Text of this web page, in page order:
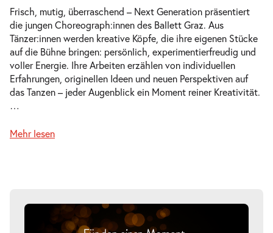
Next Generation -
Fr.
18.06.2027
Fr. 18.06.2027
20:00–21:00 Uhr
Tickets
Frisch, mutig, überraschend – Next Generation präsentiert
die jungen Choreograph:innen des Ballett Graz. Aus
Tänzer:innen werden kreative Köpfe, die ihre eigenen Stücke
auf die Bühne bringen: persönlich, experimentierfreudig und
voller Energie. Ihre Arbeiten erzählen von individuellen
Erfahrungen, originellen Ideen und neuen Perspektiven auf
das Tanzen – jeder Augenblick ein Moment reiner Kreativität.
…
Mehr lesen